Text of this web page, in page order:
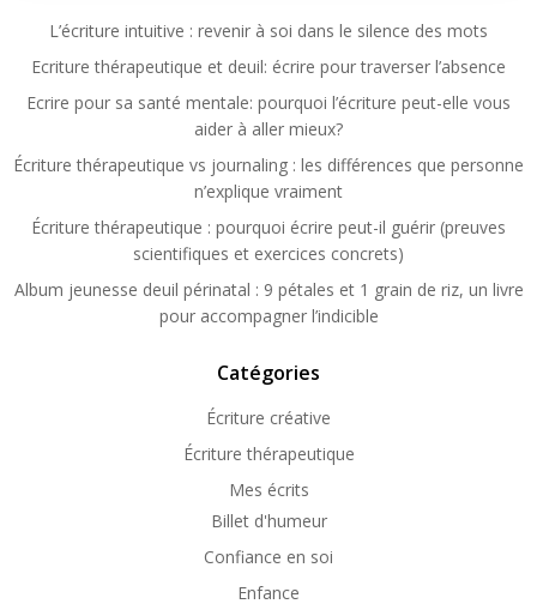
L’écriture intuitive : revenir à soi dans le silence des mots
Ecriture thérapeutique et deuil: écrire pour traverser l’absence
Ecrire pour sa santé mentale: pourquoi l’écriture peut-elle vous
aider à aller mieux?
Écriture thérapeutique vs journaling : les différences que personne
n’explique vraiment
Écriture thérapeutique : pourquoi écrire peut-il guérir (preuves
scientifiques et exercices concrets)
Album jeunesse deuil périnatal : 9 pétales et 1 grain de riz, un livre
pour accompagner l’indicible
Catégories
Écriture créative
Écriture thérapeutique
Mes écrits
Billet d'humeur
Confiance en soi
Enfance